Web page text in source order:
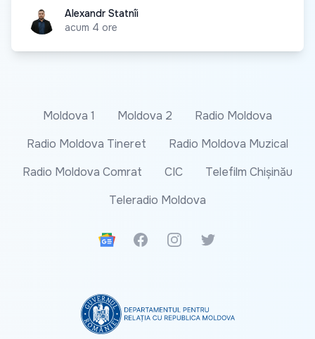
Alexandr Statnîi
Alexandr Statnîi
acum 4 ore
Moldova 1 Moldova 2
Radio Moldova
Radio Moldova Tineret
Radio Moldova Muzical
Radio Moldova Comrat
CIC
Telefilm Chișinău
Teleradio Moldova
Google News
FacebookInstagramTwitter